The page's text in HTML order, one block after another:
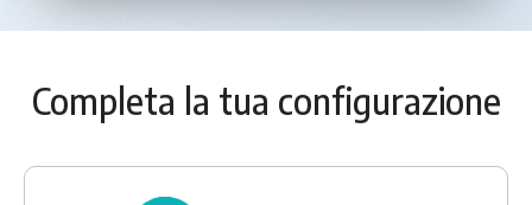
Completa la tua configurazione